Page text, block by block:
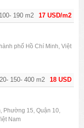
17 USD/m2
190 m2
18 USD
150- 400 m2
phố Hồ Chí Minh, Việt
Phường 15, Quận 10,
Nam